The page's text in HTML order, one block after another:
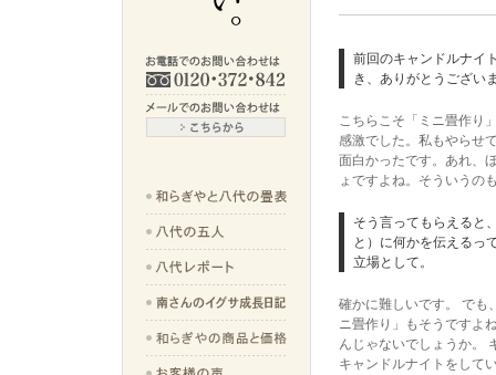
前回のキャンドルナイ
き、ありがとうござい
こちらこそ「ミニ畳作り
感激でした。私もやらせ
面白かったです。あれ、
ょですよね。そういうの
そう言ってもらえると
と）に何かを伝えるっ
立場として。
確かに難しいです。 でも
ニ畳作り」もそうですよ
んじゃないでしょうか。
キャンドルナイトをして